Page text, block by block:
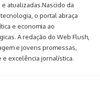
atualizadas.Nascido da
o portal abraça
e economia ao
A redação do Web Flush,
e jovens promessas,
excelência jornalística.